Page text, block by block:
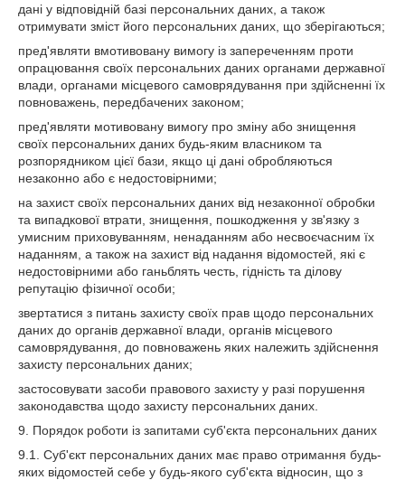
дані у відповідній базі персональних даних, а також
отримувати зміст його персональних даних, що зберігаються;
пред'являти вмотивовану вимогу із запереченням проти
опрацювання своїх персональних даних органами державної
влади, органами місцевого самоврядування при здійсненні їх
повноважень, передбачених законом;
пред'являти мотивовану вимогу про зміну або знищення
своїх персональних даних будь-яким власником та
розпорядником цієї бази, якщо ці дані обробляються
незаконно або є недостовірними;
на захист своїх персональних даних від незаконної обробки
та випадкової втрати, знищення, пошкодження у зв'язку з
умисним приховуванням, ненаданням або несвоєчасним їх
наданням, а також на захист від надання відомостей, які є
недостовірними або ганьблять честь, гідність та ділову
репутацію фізичної особи;
звертатися з питань захисту своїх прав щодо персональних
даних до органів державної влади, органів місцевого
самоврядування, до повноважень яких належить здійснення
захисту персональних даних;
застосовувати засоби правового захисту у разі порушення
законодавства щодо захисту персональних даних.
9. Порядок роботи із запитами суб'єкта персональних даних
9.1. Суб'єкт персональних даних має право отримання будь-
яких відомостей себе у будь-якого суб'єкта відносин, що з